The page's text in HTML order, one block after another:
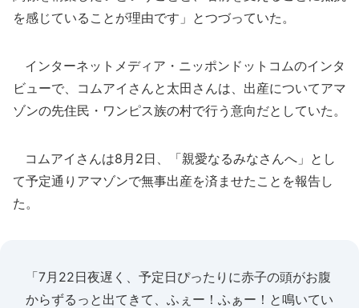
を感じていることが理由です」とつづっていた。
インターネットメディア・ニッポンドットコムのインタ
ビューで、コムアイさんと太田さんは、出産についてアマ
ゾンの先住民・ワンピス族の村で行う意向だとしていた。
コムアイさんは8月2日、「親愛なるみなさんへ」とし
て予定通りアマゾンで無事出産を済ませたことを報告し
た。
「7月22日夜遅く、予定日ぴったりに赤子の頭がお腹
からずるっと出てきて、ふぇー！ふぁー！と鳴いてい